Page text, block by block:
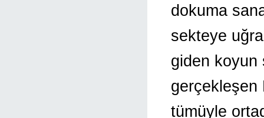
dokuma
sekteye
giden koyun
gerçekleşen
tümüyle